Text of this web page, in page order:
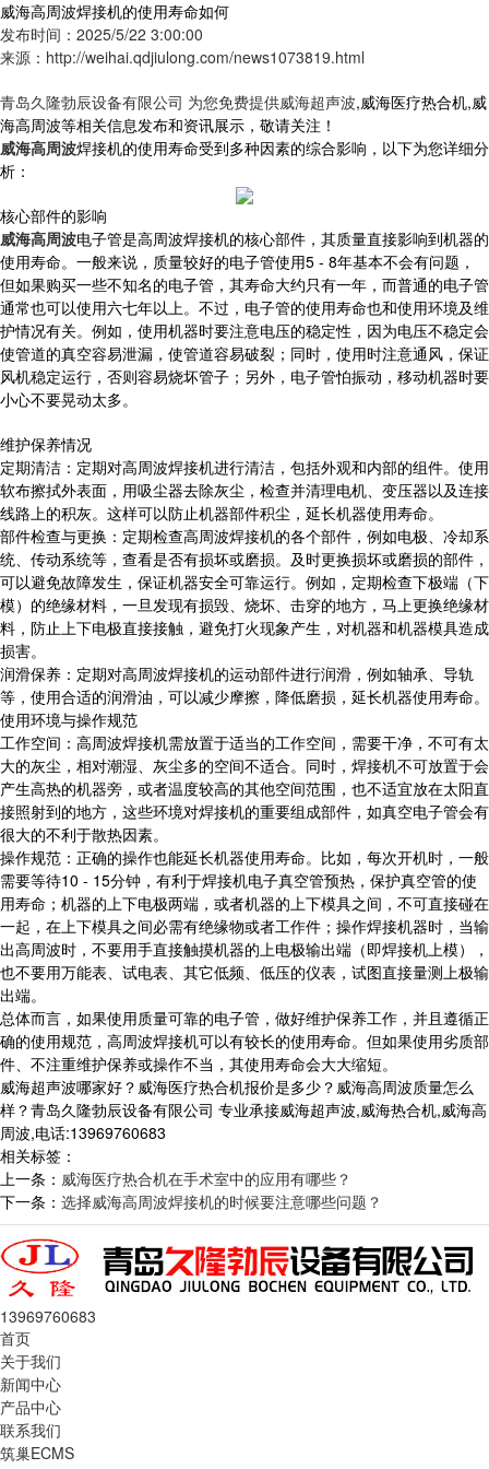
威海高周波焊接机的使用寿命如何
发布时间：2025/5/22 3:00:00
来源：http://weihai.qdjiulong.com/news1073819.html
青岛久隆勃辰设备有限公司 为您免费提供威海超声波,威海医疗热合机,威
海高周波等相关信息发布和资讯展示，敬请关注！
威海高周波焊接机的使用寿命受到多种因素的综合影响，以下为您详细分
析：
核心部件的影响
威海高周波电子管是高周波焊接机的核心部件，其质量直接影响到机器的
使用寿命。一般来说，质量较好的电子管使用5 - 8年基本不会有问题，
但如果购买一些不知名的电子管，其寿命大约只有一年，而普通的电子管
通常也可以使用六七年以上。不过，电子管的使用寿命也和使用环境及维
护情况有关。例如，使用机器时要注意电压的稳定性，因为电压不稳定会
使管道的真空容易泄漏，使管道容易破裂；同时，使用时注意通风，保证
风机稳定运行，否则容易烧坏管子；另外，电子管怕振动，移动机器时要
小心不要晃动太多。
维护保养情况
定期清洁：定期对高周波焊接机进行清洁，包括外观和内部的组件。使用
软布擦拭外表面，用吸尘器去除灰尘，检查并清理电机、变压器以及连接
线路上的积灰。这样可以防止机器部件积尘，延长机器使用寿命。
部件检查与更换：定期检查高周波焊接机的各个部件，例如电极、冷却系
统、传动系统等，查看是否有损坏或磨损。及时更换损坏或磨损的部件，
可以避免故障发生，保证机器安全可靠运行。例如，定期检查下极端（下
模）的绝缘材料，一旦发现有损毁、烧坏、击穿的地方，马上更换绝缘材
料，防止上下电极直接接触，避免打火现象产生，对机器和机器模具造成
损害。
润滑保养：定期对高周波焊接机的运动部件进行润滑，例如轴承、导轨
等，使用合适的润滑油，可以减少摩擦，降低磨损，延长机器使用寿命。
使用环境与操作规范
工作空间：高周波焊接机需放置于适当的工作空间，需要干净，不可有太
大的灰尘，相对潮湿、灰尘多的空间不适合。同时，焊接机不可放置于会
产生高热的机器旁，或者温度较高的其他空间范围，也不适宜放在太阳直
接照射到的地方，这些环境对焊接机的重要组成部件，如真空电子管会有
很大的不利于散热因素。
操作规范：正确的操作也能延长机器使用寿命。比如，每次开机时，一般
需要等待10 - 15分钟，有利于焊接机电子真空管预热，保护真空管的使
用寿命；机器的上下电极两端，或者机器的上下模具之间，不可直接碰在
一起，在上下模具之间必需有绝缘物或者工作件；操作焊接机器时，当输
出高周波时，不要用手直接触摸机器的上电极输出端（即焊接机上模），
也不要用万能表、试电表、其它低频、低压的仪表，试图直接量测上极输
出端。
总体而言，如果使用质量可靠的电子管，做好维护保养工作，并且遵循正
确的使用规范，高周波焊接机可以有较长的使用寿命。但如果使用劣质部
件、不注重维护保养或操作不当，其使用寿命会大大缩短。
威海超声波哪家好？威海医疗热合机报价是多少？威海高周波质量怎么
样？青岛久隆勃辰设备有限公司 专业承接威海超声波,威海热合机,威海高
周波,电话:13969760683
相关标签：
上一条： 威海医疗热合机在手术室中的应用有哪些？
下一条： 选择威海高周波焊接机的时候要注意哪些问题？
13969760683
首页
关于我们
新闻中心
产品中心
联系我们
筑巢ECMS